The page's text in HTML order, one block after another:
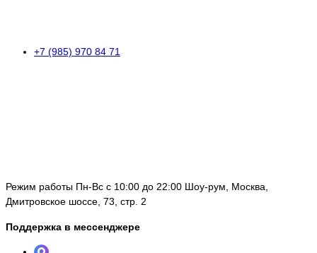
+7 (985) 970 84 71
Режим работы Пн-Вс с 10:00 до 22:00 Шоу-рум, Москва,
Дмитровское шоссе, 73, стр. 2
Поддержка в мессенджере